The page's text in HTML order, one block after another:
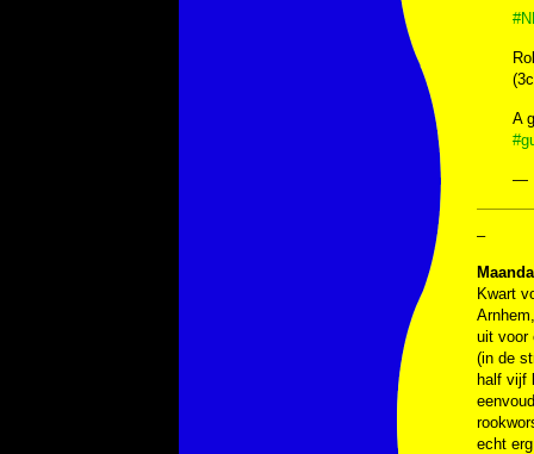
A
—
–
Kwart
uit voor
(in de
half vijf
echt